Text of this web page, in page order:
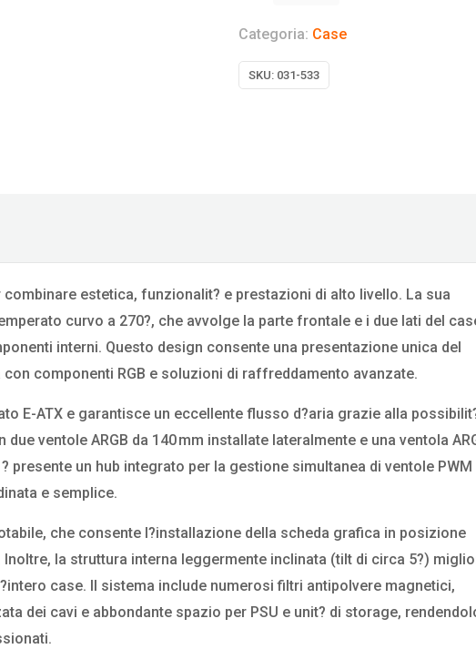
Categoria: Case
SKU: 031-533
estetica, funzionalit? e prestazioni di alto livello. La sua
curvo a 270?, che avvolge la parte frontale e i due lati del
interni. Questo design consente una presentazione unica del
componenti RGB e soluzioni di raffreddamento avanzate.
E-ATX e garantisce un eccellente flusso d?aria grazie alla
ventole ARGB da 140 mm installate lateralmente e una ventola
presente un hub integrato per la gestione simultanea di ventole PWM
e semplice.
che consente l?installazione della scheda grafica in posizione
la struttura interna leggermente inclinata (tilt di circa 5?)
case. Il sistema include numerosi filtri antipolvere magnetici,
dei cavi e abbondante spazio per PSU e unit? di storage,